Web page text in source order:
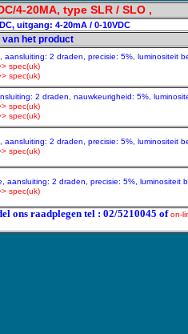
4-20MA, type SLR / SLO ,
uitgang: 4-20mA / 0-10VDC
het product
2 draden, precisie: 5%, luminositeit
spec(uk)
spec(uk)
2 draden, nauwkeurigheid: 5%,
spec(uk)
spec(uk)
2 draden, precisie: 5%, luminositeit
spec(uk)
2 draden, precisie: 5%, luminositeit
spec(uk)
ons raadplegen tel : 02/5210045 ofon-